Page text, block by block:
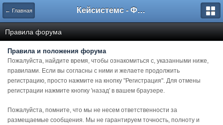
← Главная Кейсистемс - Форумы
Правила форума
Правила и положения форума
Пожалуйста, найдите время, чтобы ознакомиться с, указанными ниже,
правилами. Если вы согласны с ними и желаете продолжить
регистрацию, просто нажмите на кнопку "Регистрация". Для отмены
регистрации нажмите кнопку 'назад' в вашем браузере.
Пожалуйста, помните, что мы не несем ответственности за
размещаемые сообщения. Мы не гарантируем точность, полноту и